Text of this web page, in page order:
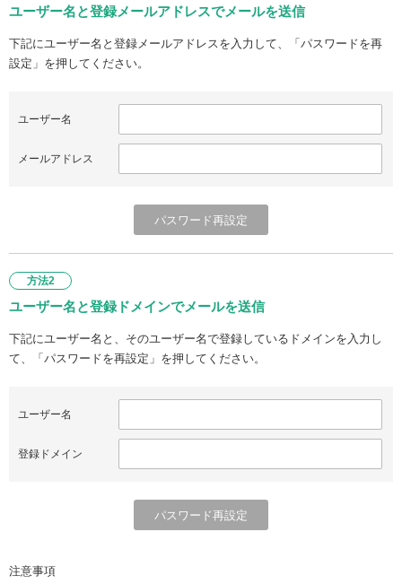
ユーザー名と登録メールアドレスでメールを送信
下記にユーザー名と登録メールアドレスを入力して、「パスワードを再
設定」を押してください。
ユーザー名
メールアドレス
方法2
ユーザー名と登録ドメインでメールを送信
下記にユーザー名と、そのユーザー名で登録しているドメインを入力し
て、「パスワードを再設定」を押してください。
ユーザー名
登録ドメイン
注意事項